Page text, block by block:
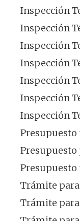
Inspección
Inspección
Inspección
Inspección
Inspección
Inspección
Inspección
Presupuesto
Presupuesto
Presupuesto
Trámite
Trámite